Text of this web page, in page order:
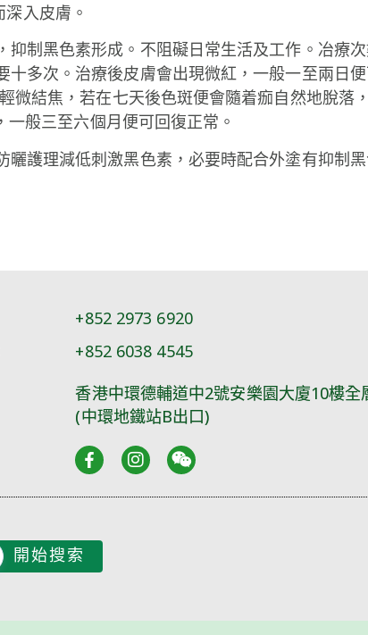
入皮膚。
制黑色素形成。不阻礙日常生活及工作。冶療
多次。治療後皮膚會出現微紅，一般一至兩日
結焦，若在七天後色斑便會隨着痂自然地脫落
般三至六個月便可回復正常。
護理減低刺激黑色素，必要時配合外塗有抑制
+852 2973 6920
+852 6038 4545
香港中環德輔道中2號安樂園大廈10樓全
(中環地鐵站B出口)
開始搜索